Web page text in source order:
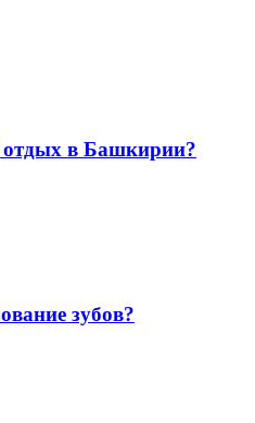
отдых в Башкирии?
зубов?